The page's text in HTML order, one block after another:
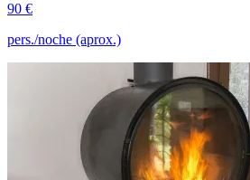
90 €
pers./noche (aprox.)